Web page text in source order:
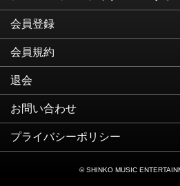
会員登録
会員規約
退会
お問い合わせ
プライバシーポリシー
© SHINKO MUSIC